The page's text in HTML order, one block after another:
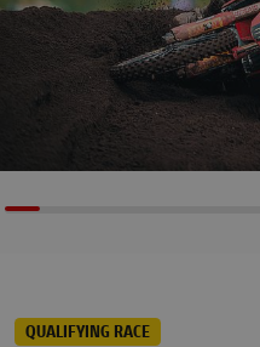
QUALIFYING RACE